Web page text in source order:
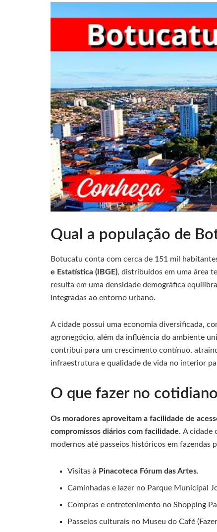
Qual a população de
Botucatu conta com cerca de 151 mil
e Estatística (IBGE), distribuídos em uma área
resulta em uma densidade demográfica
integradas ao entorno urbano.
A cidade possui uma economia diversificada,
agronegócio, além da influência do ambiente
contribui para um crescimento contínuo,
infraestrutura e qualidade de vida no interior
O que fazer no
Os moradores aproveitam a facilidade de
compromissos diários com facilidade. A cidade
modernos até passeios históricos em fazendas
Visitas à Pinacoteca Fórum das Artes.
Caminhadas e lazer no Parque Municipal
Compras e entretenimento no Shopping
Passeios culturais no Museu do Café